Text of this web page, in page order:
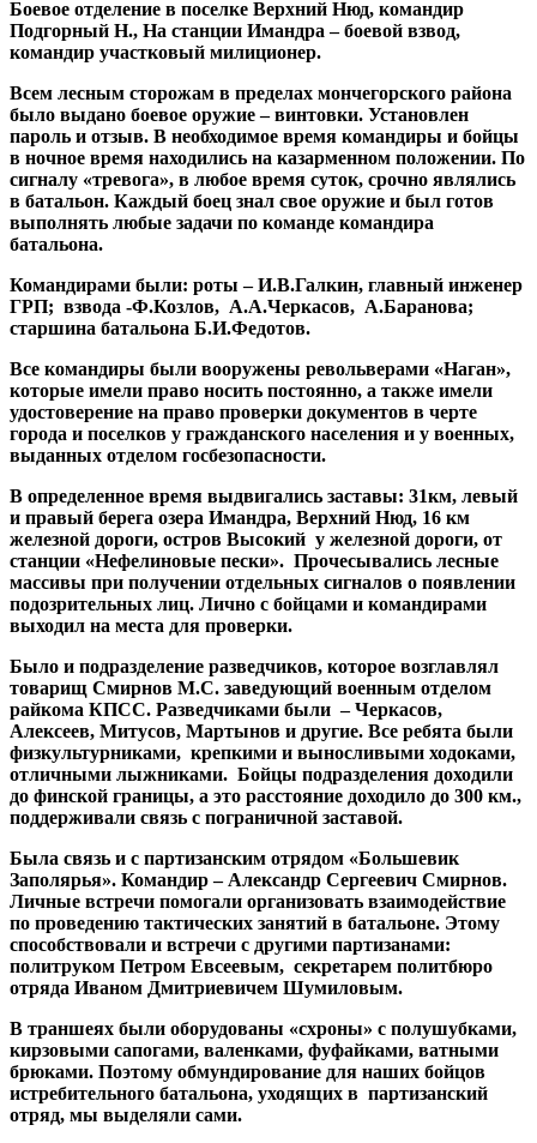
Боевое отделение в поселке Верхний Нюд, командир
Подгорный Н., На станции Имандра – боевой взвод,
командир участковый милиционер.
Всем лесным сторожам в пределах мончегорского района
было выдано боевое оружие – винтовки. Установлен
пароль и отзыв. В необходимое время командиры и бойцы
в ночное время находились на казарменном положении. По
сигналу «тревога», в любое время суток, срочно являлись
в батальон. Каждый боец знал свое оружие и был готов
выполнять любые задачи по команде командира
батальона.
Командирами были: роты – И.В.Галкин, главный инженер
ГРП; взвода -Ф.Козлов, А.А.Черкасов, А.Баранова;
старшина батальона Б.И.Федотов.
Все командиры были вооружены револьверами «Наган»,
которые имели право носить постоянно, а также имели
удостоверение на право проверки документов в черте
города и поселков у гражданского населения и у военных,
выданных отделом госбезопасности.
В определенное время выдвигались заставы: 31км, левый
и правый берега озера Имандра, Верхний Нюд, 16 км
железной дороги, остров Высокий у железной дороги, от
станции «Нефелиновые пески». Прочесывались лесные
массивы при получении отдельных сигналов о появлении
подозрительных лиц. Лично с бойцами и командирами
выходил на места для проверки.
Было и подразделение разведчиков, которое возглавлял
товарищ Смирнов М.С. заведующий военным отделом
райкома КПСС. Разведчиками были – Черкасов,
Алексеев, Митусов, Мартынов и другие. Все ребята были
физкультурниками, крепкими и выносливыми ходоками,
отличными лыжниками. Бойцы подразделения доходили
до финской границы, а это расстояние доходило до 300 км.,
поддерживали связь с пограничной заставой.
Была связь и с партизанским отрядом «Большевик
Заполярья». Командир – Александр Сергеевич Смирнов.
Личные встречи помогали организовать взаимодействие
по проведению тактических занятий в батальоне. Этому
способствовали и встречи с другими партизанами:
политруком Петром Евсеевым, секретарем политбюро
отряда Иваном Дмитриевичем Шумиловым.
В траншеях были оборудованы «схроны» с полушубками,
кирзовыми сапогами, валенками, фуфайками, ватными
брюками. Поэтому обмундирование для наших бойцов
истребительного батальона, уходящих в партизанский
отряд, мы выделяли сами.